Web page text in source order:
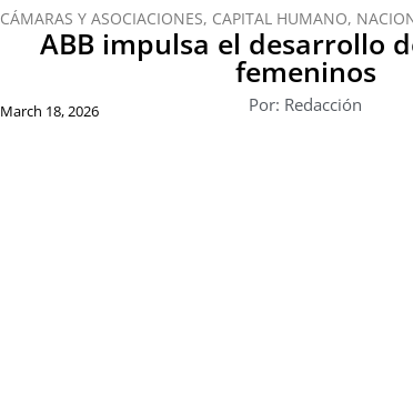
CÁMARAS Y ASOCIACIONES, CAPITAL HUMANO,
ABB impulsa el desarrollo
femeninos
Por: Redacción
March 18, 2026